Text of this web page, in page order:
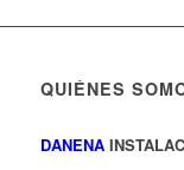
QUIÉNES
DANENA